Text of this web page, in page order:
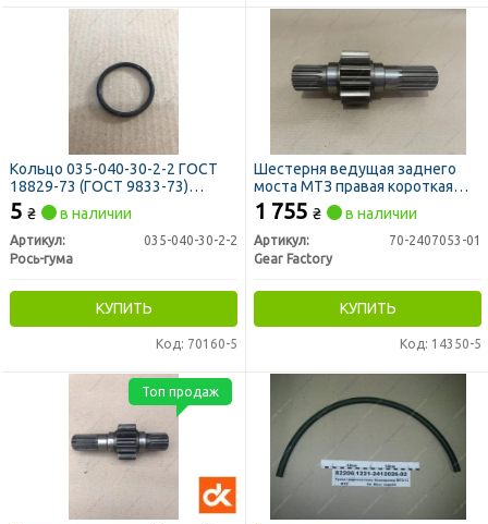
Кольцо 035-040-30-2-2 ГОСТ
18829-73 (ГОСТ 9833-73)
(шестерни з/м) (пр-во Рось-
Гума)
5 ₴ в наличии
Артикул:
035-040-30-2-2
Рось-гума
КУПИТЬ
Код: 70160-5
Шестерня ведущая заднего
моста МТЗ правая короткая
L=266мм (пр-во TIGEAR)
1 755 ₴ в наличии
Артикул:
70-2407053-01
Gear Factory
КУПИТЬ
Код: 14350-5
Топ продаж